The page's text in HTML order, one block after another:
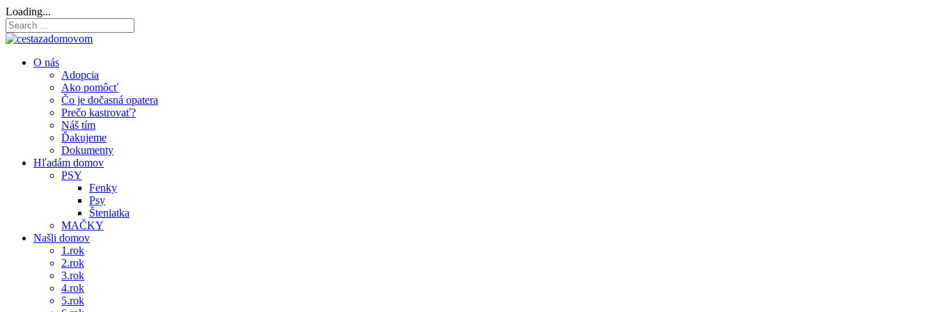
Loading...
O nás
Adopcia
Ako pomôcť
Čo je dočasná opatera
Prečo kastrovať?
Náš tím
Ďakujeme
Dokumenty
Hľadám domov
PSY
Fenky
Psy
Šteniatka
MAČKY
Našli domov
1.rok
2.rok
3.rok
4.rok
5.rok